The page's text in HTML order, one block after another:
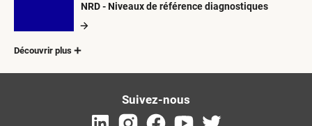
NRD - Niveaux de référence diagnostiques
Découvrir plus
Suivez-nous